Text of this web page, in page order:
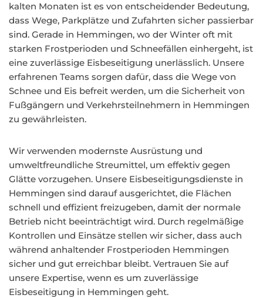
kalten Monaten ist es von entscheidender Bedeutung,
dass Wege, Parkplätze und Zufahrten sicher passierbar
sind. Gerade in Hemmingen, wo der Winter oft mit
starken Frostperioden und Schneefällen einhergeht, ist
eine zuverlässige Eisbeseitigung unerlässlich. Unsere
erfahrenen Teams sorgen dafür, dass die Wege von
Schnee und Eis befreit werden, um die Sicherheit von
Fußgängern und Verkehrsteilnehmern in Hemmingen
zu gewährleisten.
Wir verwenden modernste Ausrüstung und
umweltfreundliche Streumittel, um effektiv gegen
Glätte vorzugehen. Unsere Eisbeseitigungsdienste in
Hemmingen sind darauf ausgerichtet, die Flächen
schnell und effizient freizugeben, damit der normale
Betrieb nicht beeinträchtigt wird. Durch regelmäßige
Kontrollen und Einsätze stellen wir sicher, dass auch
während anhaltender Frostperioden Hemmingen
sicher und gut erreichbar bleibt. Vertrauen Sie auf
unsere Expertise, wenn es um zuverlässige
Eisbeseitigung in Hemmingen geht.